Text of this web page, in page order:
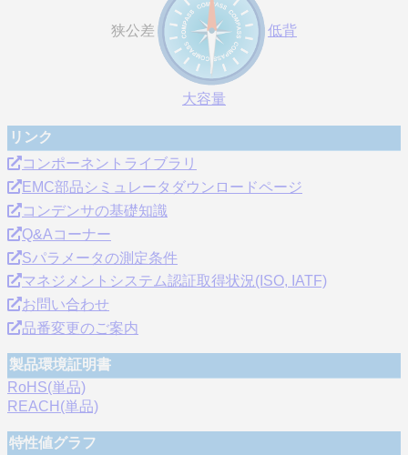
狭公差 低背
大容量
リンク
コンポーネントライブラリ
EMC部品シミュレータダウンロードページ
コンデンサの基礎知識
Q&Aコーナー
Sパラメータの測定条件
マネジメントシステム認証取得状況(ISO, IATF)
お問い合わせ
品番変更のご案内
製品環境証明書
RoHS(単品)
REACH(単品)
特性値グラフ